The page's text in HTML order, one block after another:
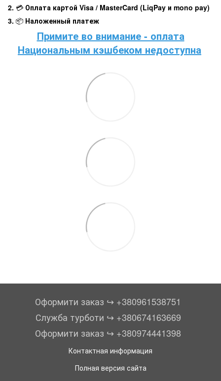
2. 💳 Оплата картой Visa / MasterCard (LiqPay и mono pay)
3. 📦 Наложенный платеж
Примите во внимание - оплата
Национальным кэшбеком недоступна
Оформити заказ ↪︎ +380961538751
Служба турботи ↪︎ +380674163669
Оформити заказ ↪︎ +380974441398
Контактная информация
Полная версия сайта